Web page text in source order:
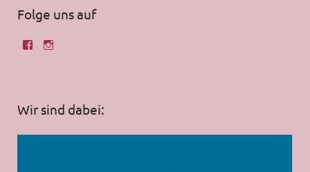
Folge uns auf
Wir sind dabei: